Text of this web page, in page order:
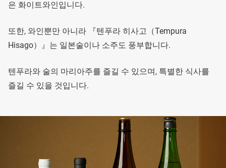
은 화이트와인입니다.
또한, 와인뿐만 아니라 『텐푸라 히사고（Tempura
Hisago）』는 일본술이나 소주도 풍부합니다.
텐푸라와 술의 마리아주를 즐길 수 있으며, 특별한 식사를
즐길 수 있을 것입니다.